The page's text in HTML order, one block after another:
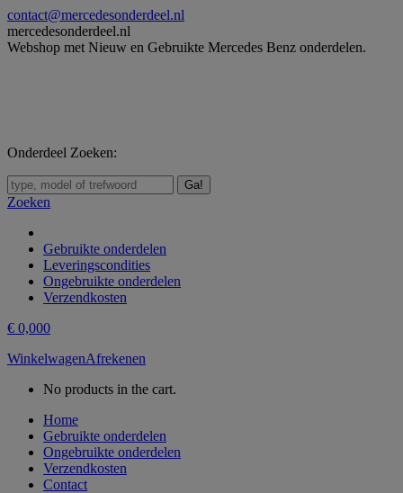
Skip
to
content
contact@mercedesonderdeel.nl
mercedesonderdeel.nl
Webshop met Nieuw en Gebruikte Mercedes Benz onderdelen.
Onderdeel Zoeken:
Zoeken:
Zoeken
Gebruikte onderdelen
Leveringscondities
Ongebruikte onderdelen
Verzendkosten
€ 0,000
WinkelwagenAfrekenen
No products in the cart.
Home
Gebruikte onderdelen
Ongebruikte onderdelen
Verzendkosten
Contact